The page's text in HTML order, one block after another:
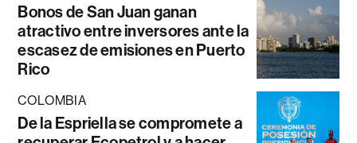
Bonos de San Juan ganan
atractivo entre inversores ante la
escasez de emisiones en Puerto
Rico
COLOMBIA
De la Espriella se compromete a